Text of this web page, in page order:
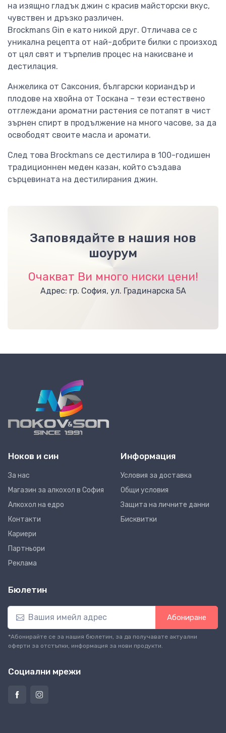
на изящно гладък джин с красив майсторски вкус,
чувствен и дръзко различен.
Brockmans Gin е като никой друг. Отличава се с
уникална рецепта от най-добрите билки с произход
от цял ​​свят и търпелив процес на накисване и
дестилация.
Анжелика от Саксония, български кориандър и
плодове на хвойна от Тоскана – тези естествено
отглеждани ароматни растения се потапят в чист
зърнен спирт в продължение на много часове, за да
освободят своите масла и аромати.
След това Brockmans се дестилира в 100-годишен
традиционнен меден казан, който създава
сърцевината на дестилирания джин.
Заповядайте в нашия нов
шоурум
Очакват Ви много ниски цени!
Адрес: гр. София, ул. Градинарска 5А
Ноков и син
За нас
Магазин за алкохол в София
Алкохол на едро
Контакти
Кариери
Партньори
Реклама
Информация
Условия за доставка
Общи условия
Защита на личните данни
Бисквитки
Бюлетин
Абониране
*Абонирайте се за нашия бюлетин, за да получавате актуални
оферти за отстъпки, информация за нови продукти.
Социални мрежи